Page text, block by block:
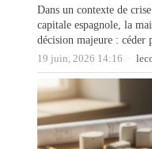
Dans un contexte de
capitale espagnole, la
décision majeure : céder
19 juin, 2026 14:16